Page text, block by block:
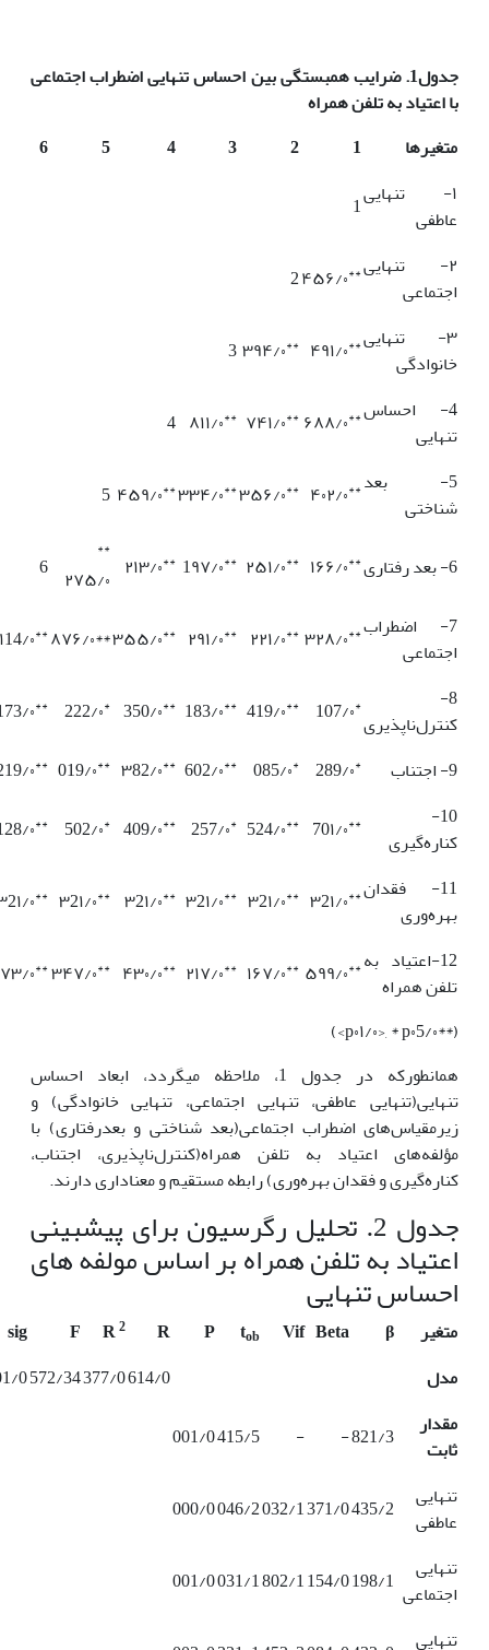
جدول1 .ضرایب همبستگی بین احساس تنهایی اضطراب اجتماعی
با اعتیاد به تلفن همراه
متغیرها
1
2
3
4
5
6
۱- تنهایی
عاطفی
1
۲- تنهایی
اجتماعی
**۴۵۶/۰2
۳- تنهایی
خانوادگی
**۴۹۱/۰ **۳۹۴/۰3
4- احساس
تنهایی
**۶۸۸/۰ **۷۴۱/۰ **۸۱۱/۰ 4
5- بعد
شناختی
**۴۰۲/۰ **۳۵۶/۰**۳۳۴/۰**۴۵۹/۰ 5
6- بعد رفتاری **۱۶۶/۰ **۲۵۱/۰ **1۹۷/۰ **۲۱۳/۰
**
۲۷۵/۰ 6
7- اضطراب
اجتماعی
**۳۲۸/۰ **۲۲۱/۰ **۲۹۱/۰ **۳۵۵/۰**۸۷۶/۰ **۱14/۰
8-
کنترل‌ناپذیری
*107/۰ **419/۰ **183/۰ **350/۰ *222/۰ **
9- اجتناب
*289/۰ *085/۰ **602/۰ **۳82/۰ **019/۰ **
10-
کناره‌گیری
**70۱/۰ **524/۰ *257/۰ **409/۰ *502/۰ **
11- فقدان
بهره‌وری
**۳2۱/۰ **۳2۱/۰ **۳2۱/۰ **۳2۱/۰ **۳2۱/۰ **
12-اعتیاد به
تلفن همراه
**۵۹۹/۰ **۱۶۷/۰ **۲۱۷/۰ **۴۳۰/۰ **۳۴۷/۰**
(**p۰۱/۰>, * p۰5/۰>)
همان­طور­که در جدول 1، ملاحظه می­گردد، ابعاد احساس
تنهایی(تنهایی عاطفی، تنهایی اجتماعی، تنهایی خانوادگی) و
زیرمقیاس‌های اضطراب اجتماعی(بعد شناختی و بعدرفتاری) با
مؤلفه‌های اعتیاد به تلفن همراه(کنترل‌ناپذیری، اجتناب،
کناره‌گیری و فقدان بهره‌وری) رابطه مستقیم و معناداری دارند.
جدول 2. تحلیل رگرسیون برای پیش­بینی
اعتیاد به تلفن همراه بر اساس مولفه های
احساس تنهایی
متغیر β
Βeta
Vif
tob
P
R
2
F
sig
مدل
614/0
377/0
572/34
0>
مقدار
ثابت
821/3
-
-
415/5
001/0
تنهایی
عاطفی
435/2
371/0
032/1
046/2
000/0
تنهایی
اجتماعی 198/1
154/0
802/1
031/1
001/0
تنهایی